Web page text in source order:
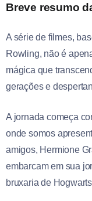
Breve resumo
A série de filmes,
Rowling, não é
mágica que
gerações e
A jornada começa
onde somos
amigos, Hermione
embarcam em sua
bruxaria de